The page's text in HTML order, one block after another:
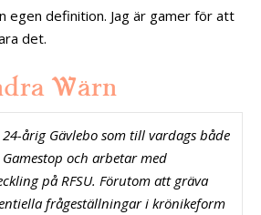
egen definition. Jag är gamer för att
det.
Wärn
årig Gävlebo som till vardags både
och arbetar med
på RFSU. Förutom att gräva
frågeställningar i krönikeform